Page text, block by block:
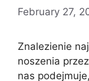
February 27,
Znalezienie
noszenia
nas